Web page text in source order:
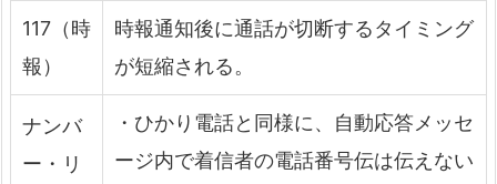
117（時
報）
時報通知後に通話が切断するタイミング
が短縮される。
ナンバ
ー・リ
・ひかり電話と同様に、自動応答メッセ
ージ内で着信者の電話番号伝は伝えない